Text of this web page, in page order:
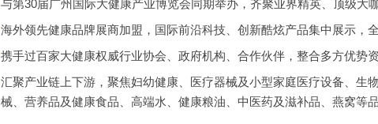
与第30届广州国际大健康产业博览会同期举办，齐聚业界精英、顶级大
海外领先健康品牌展商加盟，国际前沿科技、创新酷炫产品集中展示，
携手过百家大健康权威行业协会、政府机构、合作伙伴，整合多方优势
汇聚产业链上下游，聚焦妇幼健康、医疗器械及小型家庭医疗设备、生
械、营养品及健康食品、高端水、健康粮油、中医药及滋补品、燕窝等